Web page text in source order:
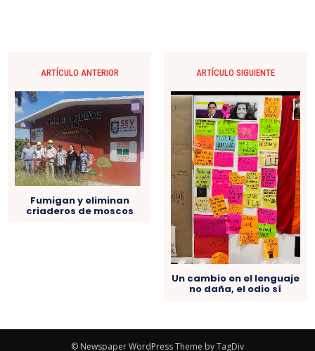
ARTÍCULO ANTERIOR
Fumigan y eliminan
criaderos de moscos
ARTÍCULO SIGUIENTE
Un cambio en el lenguaje
no daña, el odio sí
© Newspaper WordPress Theme by TagDiv